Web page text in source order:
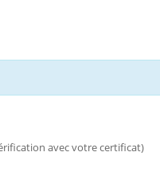
avec votre certificat)